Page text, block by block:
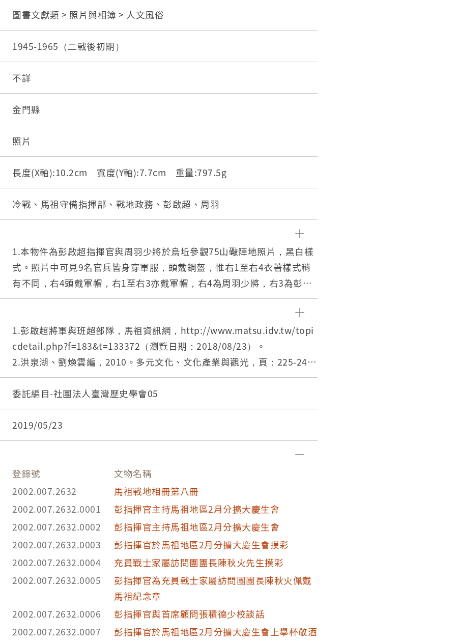
圖書文獻類 > 照片與相簿 > 人文風俗
1945-1965（二戰後初期）
不詳
金門縣
照片
長度(X軸):10.2cm 寬度(Y軸):7.7cm 重量:797.5g
冷戰、馬祖守備指揮部、戰地政務、彭啟超、周羽
1.本物件為彭啟超指揮官與周羽少將於烏坵參觀75山礮陣地照片，黑白樣
式。照片中可見9名官兵皆身穿軍服，頭戴鋼盔，惟右1至右4衣著樣式稍
有不同，右4頭戴軍帽，右1至右3亦戴軍帽，右4為周羽少將，右3為彭啟
超指揮官，呈半蹲姿勢，畫面中央有1砲彈發射器，照片遠處有1建築物，
2.彭啟超（1913－1982），湖北黃陂人，於民國50年時至馬祖擔任馬祖
守備指揮部指揮官，並於任職期間晉升為中將，任職期間對於馬祖地區有
諸多建設。
3.烏坵位於金門縣與連江縣之中心點，離中國大陸湄洲島僅20海浬距離，
被歸為金門縣烏坵鄉，民國45年成立戰地政務委員會，直至民國81年11月
解除戰地政務，回歸地方自治。雖屬金門縣，但與金門之間並無交通船，
僅有15天1班來回烏坵與臺中港之軍艦作為運補交通之用。
1.彭啟超將軍與班超部隊，馬祖資訊網，http://www.matsu.idv.tw/topi
cdetail.php?f=183&t=133372（瀏覽日期：2018/08/23）。
2.洪泉湖、劉煥雲編，2010。多元文化、文化產業與觀光，頁：225-24
6。新北：揚智。
3.歷史沿革，烏坵鄉公所，https://wuqiu.kinmen.gov.tw/cp.aspx?n=75
9A651A8E9BFAC0（瀏覽日期：2018/08/13）。
委託編目-社團法人臺灣歷史學會05
2019/05/23
登錄號
文物名稱
2002.007.2632
馬祖戰地相冊第八冊
2002.007.2632.0001
彭指揮官主持馬祖地區2月分擴大慶生會
2002.007.2632.0002
彭指揮官主持馬祖地區2月分擴大慶生會
2002.007.2632.0003
彭指揮官於馬祖地區2月分擴大慶生會摸彩
2002.007.2632.0004
充員戰士家屬訪問團團長陳秋火先生摸彩
2002.007.2632.0005
彭指揮官為充員戰士家屬訪問團團長陳秋火佩戴
馬祖紀念章
2002.007.2632.0006
彭指揮官與首席顧問張積德少校談話
2002.007.2632.0007
彭指揮官於馬祖地區2月分擴大慶生會上舉杯敬酒